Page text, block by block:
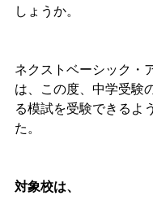
しょうか。
ネクストベーシック・
は、この度、中学受験
る模試を受験できるよ
た。
対象校は、